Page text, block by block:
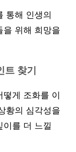
통해 인생의
을 위해 희망을
찾기
게 조화를 이
황의 심각성을
이를 더 느낄